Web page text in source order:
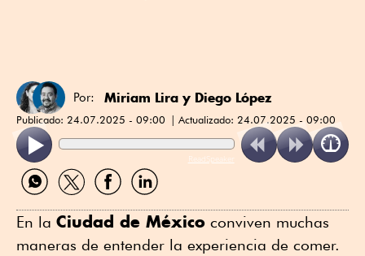
Por: Miriam Lira y Diego López
Publicado: 24.07.2025 - 09:00 Actualizado: 24.07.2025 - 09:00
ReadSpeaker
Compartir
por
Compartir
por
Compartir
por
Compartir
por
En la Ciudad de México conviven muchas
maneras de entender la experiencia de comer.